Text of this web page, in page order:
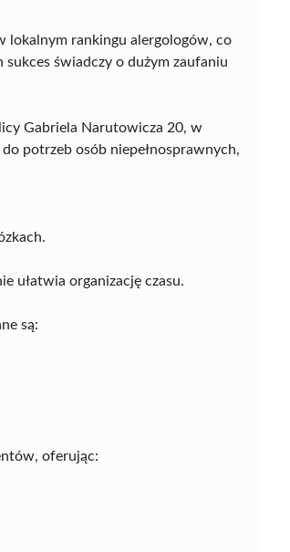
lokalnym rankingu alergologów, co
sukces świadczy o dużym zaufaniu
Gabriela Narutowicza 20, w
potrzeb osób niepełnosprawnych,
ułatwia organizację czasu.
są:
oferując: